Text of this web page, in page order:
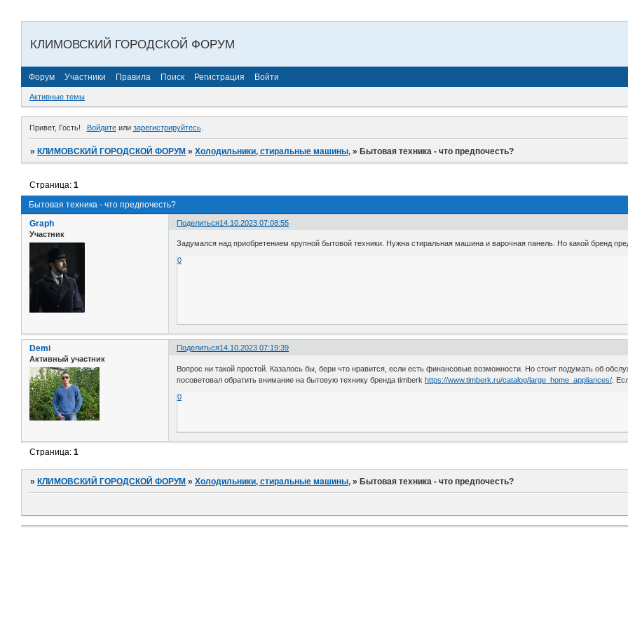
КЛИМОВСКИЙ ГОРОДСКОЙ ФОРУМ
Форум Участники Правила Поиск Регистрация Войти
Активные темы
Привет, Гость! Войдитеили зарегистрируйтесь.
»КЛИМОВСКИЙ ГОРОДСКОЙ ФОРУМ »Холодильники, стиральные машины, »Бытовая техника - что предпочесть?
Бытовая техника - что предпочесть?
Страница:1
Поделиться14.10.2023 07:08:55
Graph
Участник
Задумался над приобретением крупной бытовой техники. Нужна стиральная машина и варочная панель. Но какой бренд
0
Поделиться14.10.2023 07:19:39
Demi
Активный участник
Вопрос ни такой простой. Казалось бы, бери что нравится, если есть финансовые возможности. Но стоит подумать об
посоветовал обратить внимание на бытовую технику бренда timberkhttps://www.timberk.ru/catalog/large_home_appliances/ .
0
Страница:1
» КЛИМОВСКИЙ ГОРОДСКОЙ ФОРУМ »Холодильники, стиральные машины, » Бытовая техника - что предпочесть?